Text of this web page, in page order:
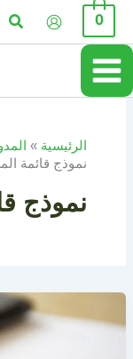
تخطي
المحتوى
0
الرئيسية
نموذج قائمة
نموذج